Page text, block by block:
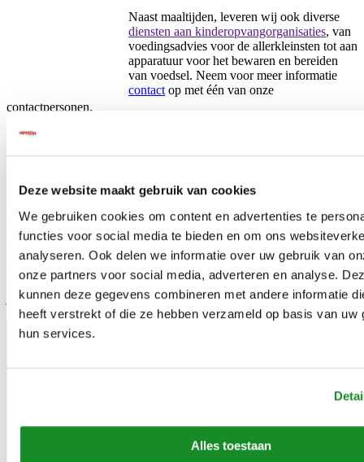
Deze website maakt gebruik van cookies
We gebruiken cookies om content en advertenties te
functies voor social media te bieden en om ons
analyseren. Ook delen we informatie over uw gebruik van
onze partners voor social media, adverteren en analyse.
kunnen deze gegevens combineren met andere informatie
heeft verstrekt of die ze hebben verzameld op basis van uw
hun services.
Alles toestaan
Naast maaltijden, leveren wij ook diverse
diensten aan kinderopvangorganisaties, van
voedingsadvies voor de allerkleinsten tot aan
apparatuur voor het bewaren en bereiden
van voedsel. Neem voor meer informatie
contact op met één van onze
contactpersonen.
Warme maaltijden op het
kinderdagverblijf
Neem een kijkje in de keuken bij Het Vosje. Zij bieden al ruim 10
jaar warme maaltijden aan.